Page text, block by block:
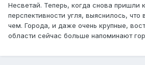
Несветай. Теперь, когда снова пришли
перспективности угля, выяснилось, что
чем. Города, и даже очень крупные,
области сейчас больше напоминают